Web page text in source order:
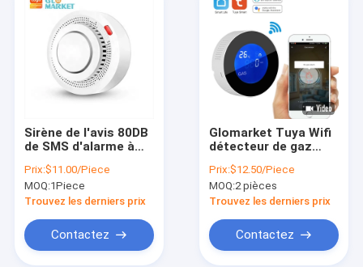
est le d\\u00e9lai de
livraison sur Tuya
Smart Home
Alimentation par
batterie \\u00e0
\\u00e9conomie
d&#039;\\u00e9nergie
Application mobile
Sirène de l'avis 80DB
de SMS d'alarme à
d'APPLI de détecteur
de fumée de Tuya
Smart WiFi
Prix:$11.00/Piece
MOQ:1Piece
Trouvez les derniers prix
Contactez
Glomarket Tuya Wifi
détecteur de gaz
d'alarme Lcd alarme
numérique capteur
de fuite détecteur de
Prix:$12.50/Piece
MOQ:2 pièces
Trouvez les derniers prix
Contactez